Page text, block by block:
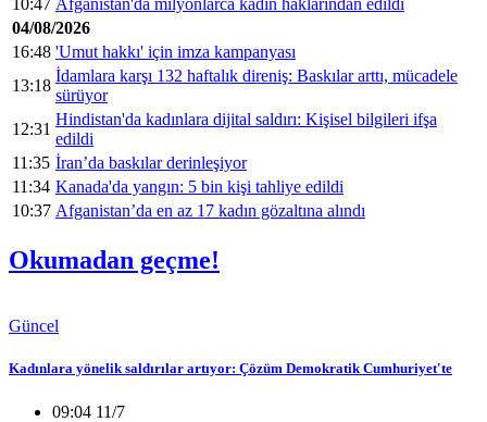
10:47 Afganistan'da milyonlarca kadın haklarından edildi
04/08/2026
16:48 'Umut hakkı' için imza kampanyası
13:18
İdamlara karşı 132 haftalık direniş: Baskılar arttı, mücadele
sürüyor
12:31
Hindistan'da kadınlara dijital saldırı: Kişisel bilgileri ifşa
edildi
11:35 İran’da baskılar derinleşiyor
11:34 Kanada'da yangın: 5 bin kişi tahliye edildi
10:37 Afganistan’da en az 17 kadın gözaltına alındı
Okumadan geçme!
Güncel
Kadınlara yönelik saldırılar artıyor: Çözüm Demokratik Cumhuriyet'te
09:04 11/7